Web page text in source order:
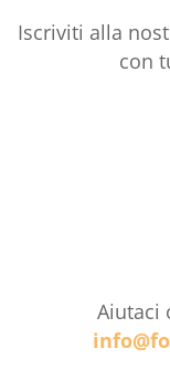
Iscriviti alla
con
Aiutaci